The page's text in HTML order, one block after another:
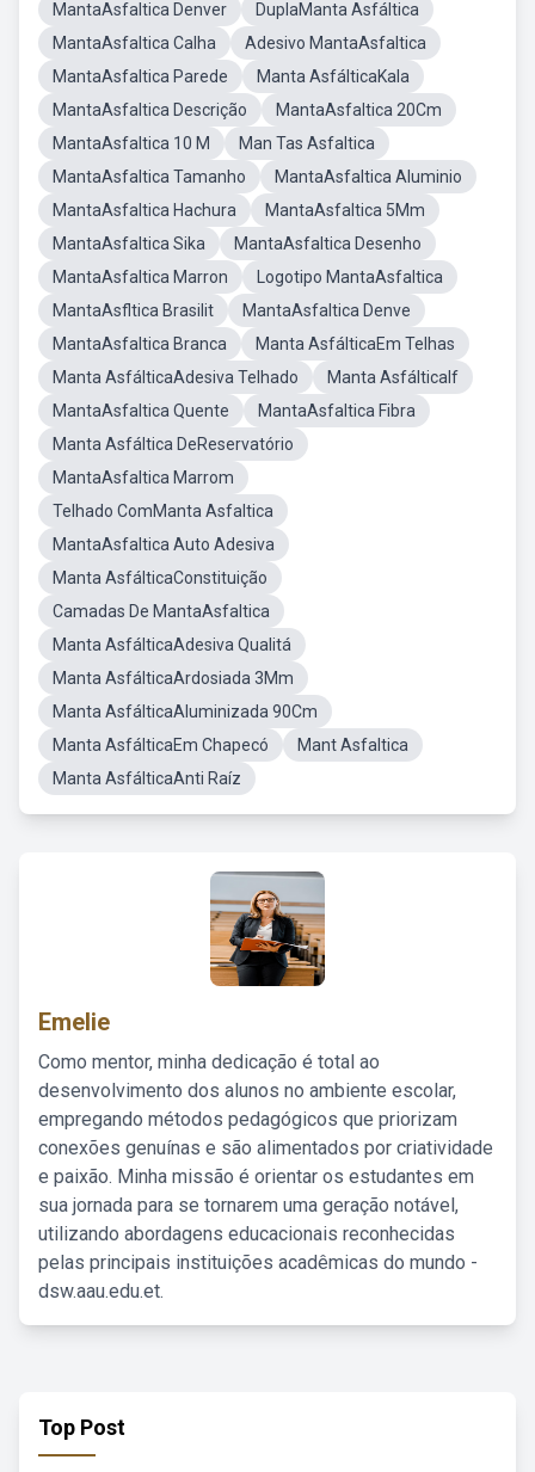
MantaAsfaltica Denver
DuplaManta Asfáltica
MantaAsfaltica Calha
Adesivo MantaAsfaltica
MantaAsfaltica Parede
Manta AsfálticaKala
MantaAsfaltica Descrição
MantaAsfaltica 20Cm
MantaAsfaltica 10 M
Man Tas Asfaltica
MantaAsfaltica Tamanho
MantaAsfaltica Aluminio
MantaAsfaltica Hachura
MantaAsfaltica 5Mm
MantaAsfaltica Sika
MantaAsfaltica Desenho
MantaAsfaltica Marron
Logotipo MantaAsfaltica
MantaAsfltica Brasilit
MantaAsfaltica Denve
MantaAsfaltica Branca
Manta AsfálticaEm Telhas
Manta AsfálticaAdesiva Telhado
Manta AsfálticaIf
MantaAsfaltica Quente
MantaAsfaltica Fibra
Manta Asfáltica DeReservatório
MantaAsfaltica Marrom
Telhado ComManta Asfaltica
MantaAsfaltica Auto Adesiva
Manta AsfálticaConstituição
Camadas De MantaAsfaltica
Manta AsfálticaAdesiva Qualitá
Manta AsfálticaArdosiada 3Mm
Manta AsfálticaAluminizada 90Cm
Manta AsfálticaEm Chapecó
Mant Asfaltica
Manta AsfálticaAnti Raíz
Emelie
Como mentor, minha dedicação é total ao
desenvolvimento dos alunos no ambiente escolar,
empregando métodos pedagógicos que priorizam
conexões genuínas e são alimentados por criatividade
e paixão. Minha missão é orientar os estudantes em
sua jornada para se tornarem uma geração notável,
utilizando abordagens educacionais reconhecidas
pelas principais instituições acadêmicas do mundo -
dsw.aau.edu.et.
Top Post